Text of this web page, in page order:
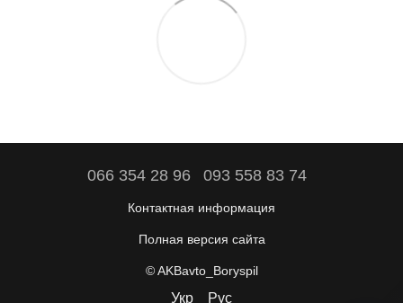
066 354 28 96 093 558 83 74
Контактная информация
Полная версия сайта
© AKBavto_Boryspil
Укр Рус